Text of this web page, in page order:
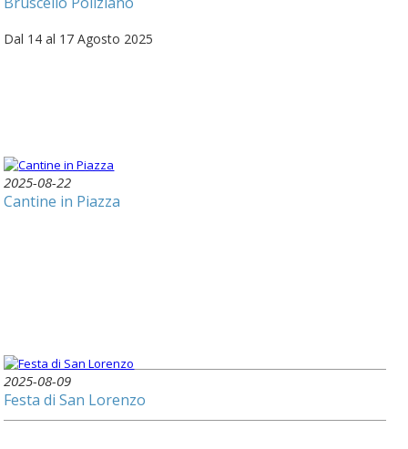
Dal 14 al 17 Agosto 2025
2025-08-22
Cantine in Piazza
2025-08-09
Festa di San Lorenzo